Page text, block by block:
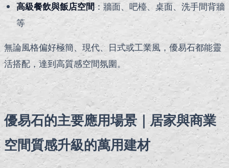
高級餐飲與飯店空間：牆面、吧檯、桌面、洗手間背牆
等
無論風格偏好極簡、現代、日式或工業風，優易石都能靈
活搭配，達到高質感空間氛圍。
優易石的主要應用場景｜居家與商業
空間質感升級的萬用建材